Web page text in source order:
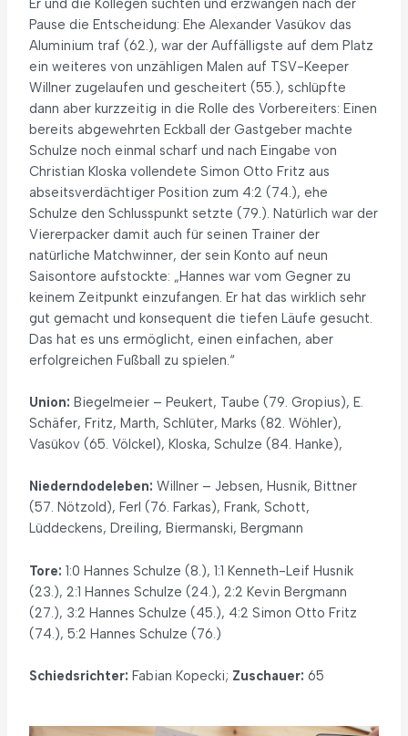
Pause die Entscheidung: Ehe Alexander Vasükov das
Aluminium traf (62.), war der Auffälligste auf dem Platz
ein weiteres von unzähligen Malen auf TSV-Keeper
Willner zugelaufen und gescheitert (55.), schlüpfte
dann aber kurzzeitig in die Rolle des Vorbereiters: Einen
bereits abgewehrten Eckball der Gastgeber machte
Schulze noch einmal scharf und nach Eingabe von
Christian Kloska vollendete Simon Otto Fritz aus
abseitsverdächtiger Position zum 4:2 (74.), ehe
Schulze den Schlusspunkt setzte (79.). Natürlich war der
Viererpacker damit auch für seinen Trainer der
natürliche Matchwinner, der sein Konto auf neun
Saisontore aufstockte: „Hannes war vom Gegner zu
keinem Zeitpunkt einzufangen. Er hat das wirklich sehr
gut gemacht und konsequent die tiefen Läufe gesucht.
Das hat es uns ermöglicht, einen einfachen, aber
erfolgreichen Fußball zu spielen.“
Union:Biegelmeier – Peukert, Taube (79. Gropius), E.
Schäfer, Fritz, Marth, Schlüter, Marks (82. Wöhler),
Vasükov (65. Völckel), Kloska, Schulze (84. Hanke),
Niederndodeleben:Willner – Jebsen, Husnik, Bittner
(57. Nötzold), Ferl (76. Farkas), Frank, Schott,
Lüddeckens, Dreiling, Biermanski, Bergmann
Tore:1:0 Hannes Schulze (8.), 1:1 Kenneth-Leif Husnik
(23.), 2:1 Hannes Schulze (24.), 2:2 Kevin Bergmann
(27.), 3:2 Hannes Schulze (45.), 4:2 Simon Otto Fritz
(74.), 5:2 Hannes Schulze (76.)
Schiedsrichter: Fabian Kopecki; Zuschauer:65